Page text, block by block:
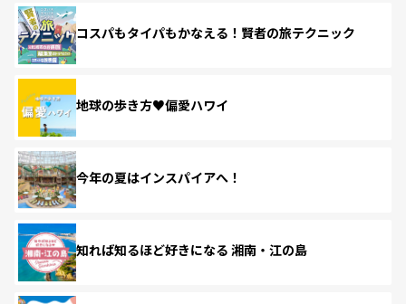
コスパもタイパもかなえる！賢者の旅テクニック
地球の歩き方♥偏愛ハワイ
今年の夏はインスパイアへ！
知れば知るほど好きになる 湘南・江の島